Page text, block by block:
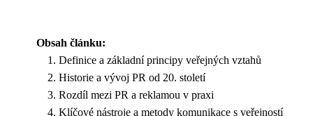
Obsah článku:
Definice a základní principy veřejných vztahů
Historie a vývoj PR od 20. století
Rozdíl mezi PR a reklamou v praxi
Klíčové nástroje a metody komunikace s veřejností